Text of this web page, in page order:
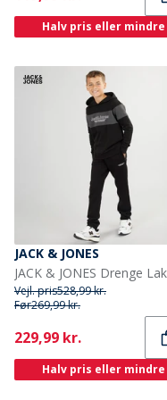
Halv pris eller mindre
JACK & JONES
Vejl. pris528,99 kr.
Før269,99 kr.
Current
229,99 kr.
Halv pris eller mindre